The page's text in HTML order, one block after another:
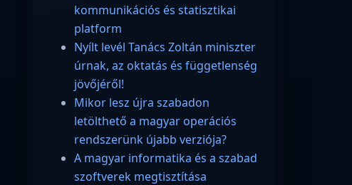
kommunikációs és statisztikai
platform
Nyílt levél Tanács Zoltán miniszter
úrnak, az oktatás és függetlenség
jövőjéről!
Mikor lesz újra szabadon
letölthető a magyar operációs
rendszerünk újabb verziója?
A magyar informatika és a szabad
szoftverek megtisztítása